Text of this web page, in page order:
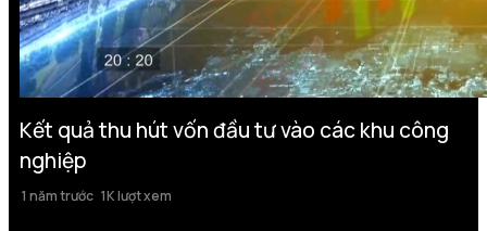
Kết quả thu hút vốn đầu tư vào các khu công
nghiệp
1 năm trước 1K lượt xem